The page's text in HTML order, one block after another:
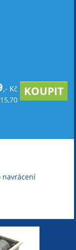
,- Kč
navrácení